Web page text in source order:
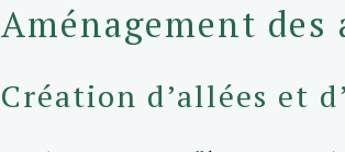
Aménagement
Création d’allées et